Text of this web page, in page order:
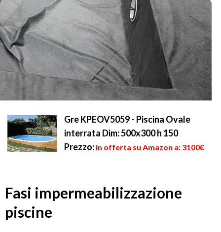
Gre KPEOV5059 - Piscina Ovale
interrata Dim: 500x300 h 150
Prezzo: in offerta su Amazon a: 3100€
Fasi impermeabilizzazione
piscine